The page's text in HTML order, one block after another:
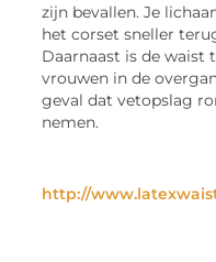
zijn bevallen. Je
het corset sneller
Daarnaast is de waist
vrouwen in de
geval dat vetopslag
nemen.
http://